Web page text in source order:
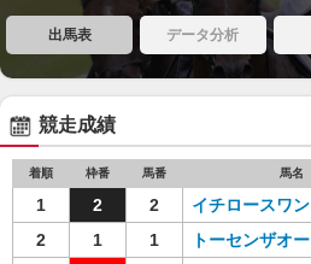
出馬表 データ分析
競走成績
着順 枠番 馬番 馬名
1 2 2 イチロースワン
2
1 1 トーセンザオー